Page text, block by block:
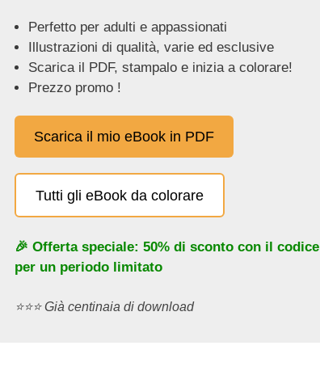
Perfetto per adulti e appassionati
Illustrazioni di qualità, varie ed esclusive
Scarica il PDF, stampalo e inizia a colorare!
Prezzo promo !
Scarica il mio eBook in PDF
Tutti gli eBook da colorare
🎉 Offerta speciale: 50% di sconto con il codice
per un periodo limitato
⭐️⭐️⭐️ Già centinaia di download